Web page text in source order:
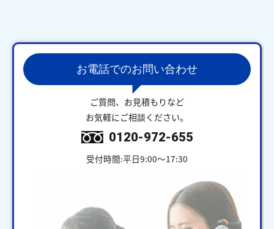
お電話でのお問い合わせ
ご質問、お見積もりなど
お気軽にご相談ください。
0120-972-655
受付時間:平日9:00～17:30